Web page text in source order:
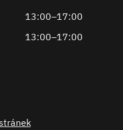
13:00–17:00
13:00–17:00